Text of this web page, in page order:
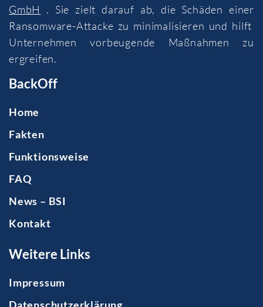
GmbH
. Sie zielt darauf ab, die Schäden einer
Ransomware-Attacke zu minimalisieren und hilft
Unternehmen vorbeugende Maßnahmen zu
ergreifen.
BackOff
Home
Fakten
Funktionsweise
FAQ
News – BSI
Kontakt
Weitere Links
Impressum
Datenschutzerklärung